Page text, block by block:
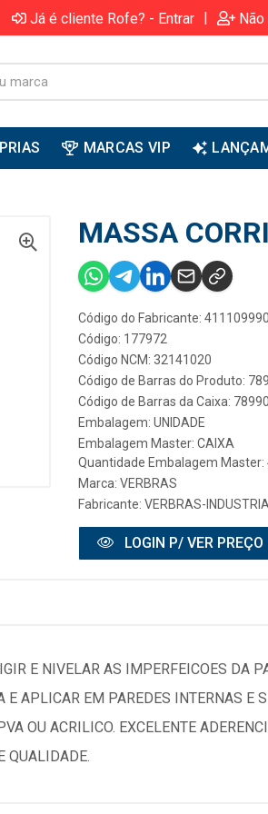
Já é cliente Rofe? - Entrar |
MARCAS VIP
MASSA
Código do Fabricante: 411109990
Código: 177972
Código NCM: 32141020
Código de Barras do Produto:
Código de Barras da Caixa:
Embalagem: UNIDADE
Embalagem Master: CAIXA
Quantidade Embalagem Master:
Marca: VERBRAS
Fabricante: VERBRAS-
LOGIN P/ VER PREÇO
E NIVELAR AS IMPERFEICOES DA
APLICAR EM PAREDES INTERNAS E
OU ACRILICO. EXCELENTE
QUALIDADE.